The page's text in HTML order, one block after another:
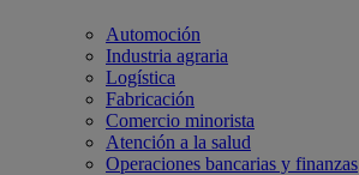
Automoción
Industria agraria
Logística
Fabricación
Comercio minorista
Atención a la salud
Operaciones bancarias y finanzas